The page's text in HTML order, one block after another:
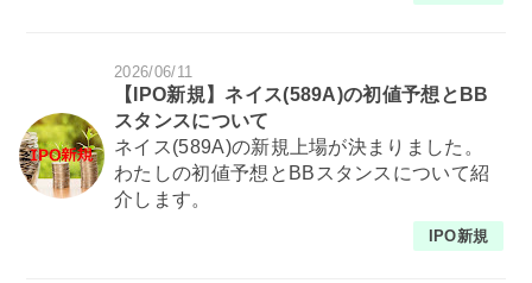
2026/06/11
【IPO新規】ネイス(589A)の初値予想とBB
スタンスについて
ネイス(589A)の新規上場が決まりました。
わたしの初値予想とBBスタンスについて紹
介します。
IPO新規